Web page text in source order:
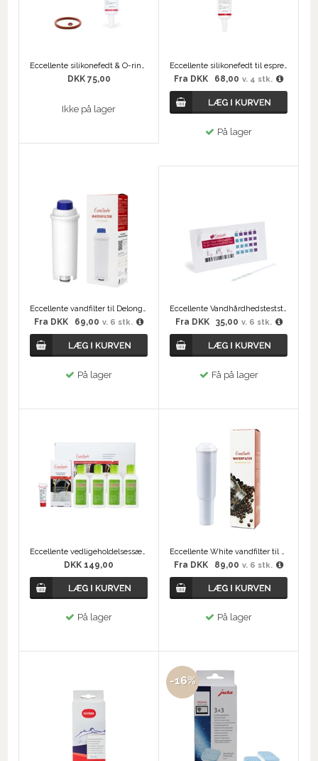
Eccellente silikonefedt & O-ringen - Siemens Bosch
DKK 75,00
Ikke på lager
Eccellente silikonefedt til espressomaskiner - 10 gram
Fra DKK 68,00 v. 4 stk.
På lager
Eccellente vandfilter til Delonghi
Fra DKK 69,00 v. 6 stk.
På lager
Eccellente Vandhårdhedsteststrimmel
Fra DKK 35,00 v. 6 stk.
Få på lager
Eccellente vedligeholdelsessæt Philips Saeco
DKK 149,00
På lager
Eccellente White vandfilter til Jura
Fra DKK 89,00 v. 6 stk.
På lager
-16%